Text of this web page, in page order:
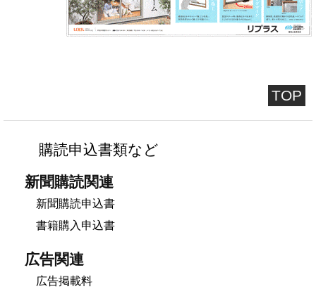
TOP
購読申込書類など
新聞購読関連
新聞購読申込書
書籍購入申込書
広告関連
広告掲載料